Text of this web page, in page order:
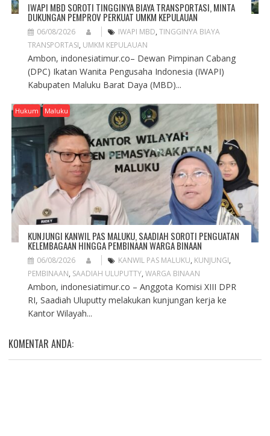
IWAPI MBD SOROTI TINGGINYA BIAYA TRANSPORTASI, MINTA
DUKUNGAN PEMPROV PERKUAT UMKM KEPULAUAN
06/08/2026 IWAPI MBD, TINGGINYA BIAYA
TRANSPORTASI, UMKM KEPULAUAN
Ambon, indonesiatimur.co– Dewan Pimpinan Cabang
(DPC) Ikatan Wanita Pengusaha Indonesia (IWAPI)
Kabupaten Maluku Barat Daya (MBD)...
Hukum Maluku
KUNJUNGI KANWIL PAS MALUKU, SAADIAH SOROTI PENGUATAN
KELEMBAGAAN HINGGA PEMBINAAN WARGA BINAAN
06/08/2026 KANWIL PAS MALUKU, KUNJUNGI,
PEMBINAAN, SAADIAH ULUPUTTY, WARGA BINAAN
Ambon, indonesiatimur.co – Anggota Komisi XIII DPR
RI, Saadiah Uluputty melakukan kunjungan kerja ke
Kantor Wilayah...
KOMENTAR ANDA: